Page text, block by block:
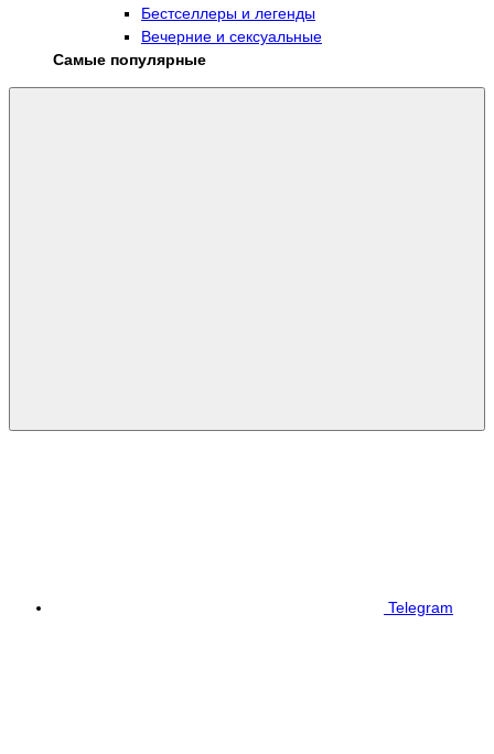
Бестселлеры и легенды
Вечерние и сексуальные
Самые популярные
Telegram